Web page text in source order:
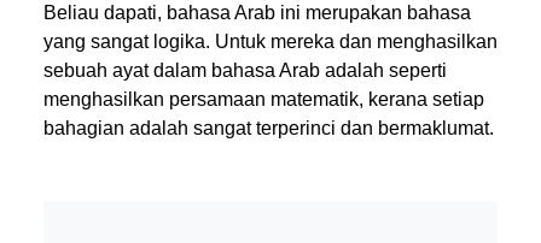
Beliau dapati, bahasa Arab ini merupakan bahasa
yang sangat logika. Untuk mereka dan menghasilkan
sebuah ayat dalam bahasa Arab adalah seperti
menghasilkan persamaan matematik, kerana setiap
bahagian adalah sangat terperinci dan bermaklumat.